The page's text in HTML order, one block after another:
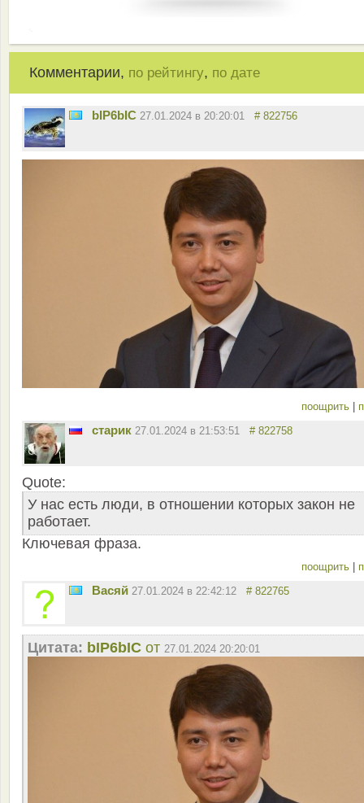
Комментарии, по рейтингу, по дате
bIP6bIC 27.01.2024 в 20:20:01 # 822756
поощрить |
старик 27.01.2024 в 21:53:51 # 822758
Quote:
У нас есть люди, в отношении которых закон не
работает.
Ключевая фраза.
поощрить |
Васяй 27.01.2024 в 22:42:12 # 822765
Цитата: bIP6bIC от 27.01.2024 20:20:01